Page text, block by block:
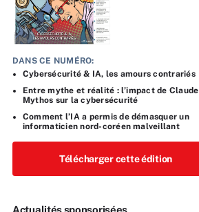
DANS CE NUMÉRO:
Cybersécurité & IA, les amours contrariés
Entre mythe et réalité : l’impact de Claude
Mythos sur la cybersécurité
Comment l’IA a permis de démasquer un
informaticien nord-coréen malveillant
Télécharger cette édition
Actualités sponsorisées